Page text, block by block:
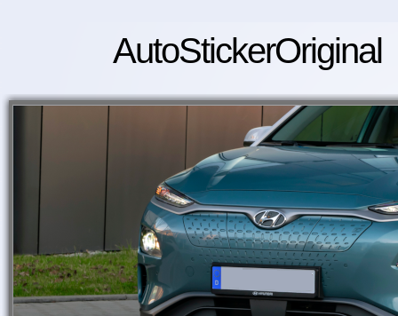
AutoStickerOriginal